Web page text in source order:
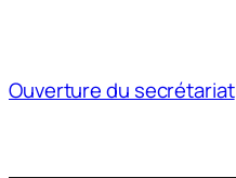
Ouverture du secrétariat